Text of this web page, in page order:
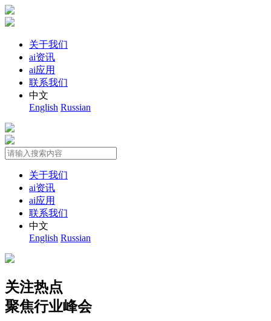
关于我们
ai资讯
ai应用
联系我们
中文
English Russian
关于我们
ai资讯
ai应用
联系我们
中文
English Russian
关注热点
聚焦行业峰会